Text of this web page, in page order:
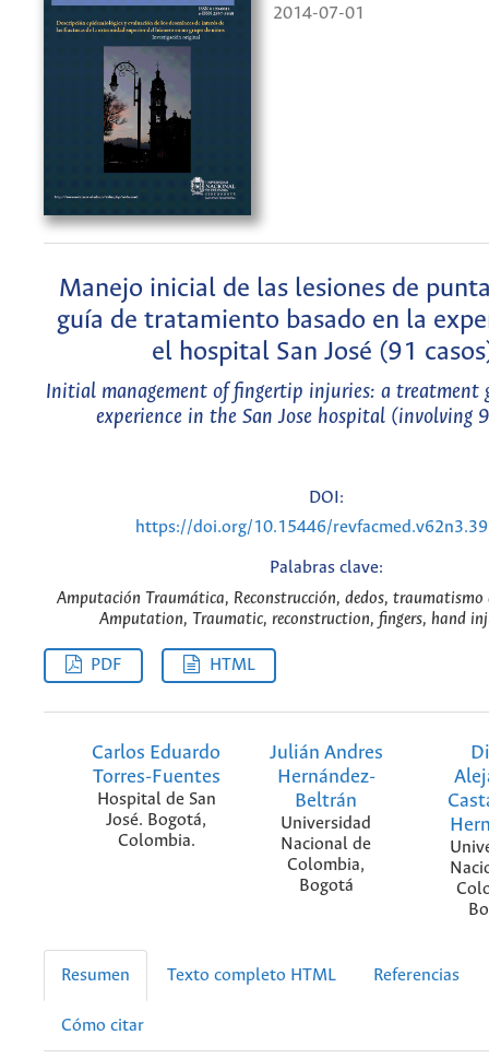
2014-07-01
Manejo inicial de las lesiones de
guía de tratamiento basado en la
el hospital San José (91
Initial management of fingertip injuries: a treatment
experience in the San Jose hospital (involving
DOI:
https://doi.org/10.15446/
Palabras clave:
Amputación Traumática, Reconstrucción, dedos, traumatismo
Amputation, Traumatic, reconstruction, fingers, hand
PDF HTML
Carlos Eduardo
Torres-Fuentes
Hospital de San
José. Bogotá,
Colombia.
Julián Andres
Hernández-
Beltrán
Universidad
Nacional de
Colombia,
Bogotá
Resumen Texto completo HTML Referencias
Cómo citar